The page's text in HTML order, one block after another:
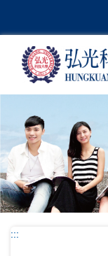
主
容
區
塊
:::